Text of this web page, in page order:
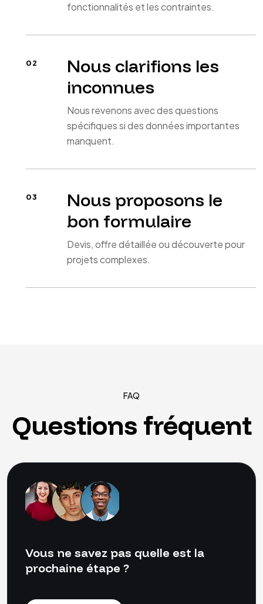
fonctionnalités et les contraintes.
Nous clarifions les
inconnues
Nous revenons avec des questions
spécifiques si des données importantes
manquent.
Nous proposons le
bon formulaire
Devis, offre détaillée ou découverte pour
projets complexes.
FAQ
Questions fréquent
Vous ne savez pas quelle est la
prochaine étape ?